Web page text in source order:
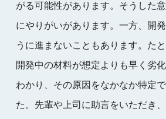
がる可能性があります。そうした
にやりがいがあります。一方、開
うに進まないこともあります。た
開発中の材料が想定よりも早く劣
わかり、その原因をなかなか特定
た。先輩や上司に助言をいただき